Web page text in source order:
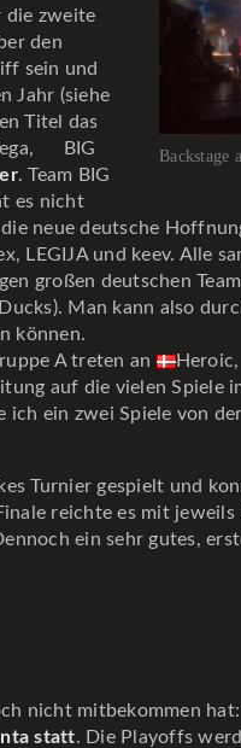
Backstage
die zweite
den
sein und
Jahr (siehe
Titel das
BIG
. Team BIG
es nicht
neue deutsche
LEGIJA und keev. Alle
großen deutschen
Man kann also
können.
A treten an
Heroic,
auf die vielen Spiele
ich ein zwei Spiele von der
Turnier gespielt und
reichte es mit jeweils
ein sehr gutes,
nicht mitbekommen
statt. Die Playoffs